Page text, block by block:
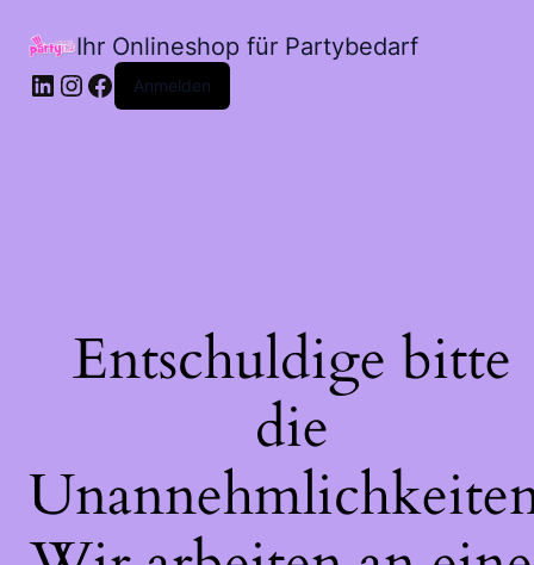
Ihr Onlineshop für Partybedarf
LinkedIn
Instagram
Facebook
Anmelden
Entschuldige bitte
die